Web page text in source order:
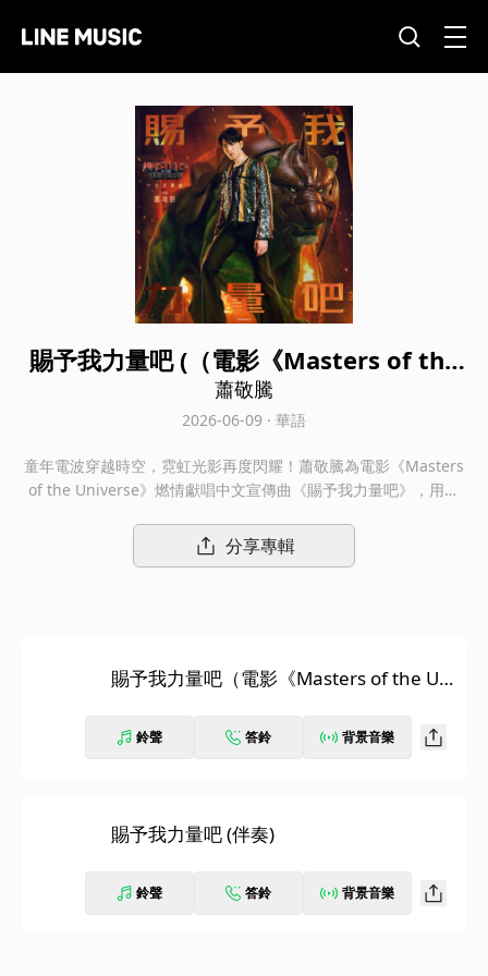
賜予我力量吧 (（電影《Masters of the
Universe》中文宣傳曲）)
蕭敬騰
2026-06-09 · 華語
童年電波穿越時空，霓虹光影再度閃耀！蕭敬騰為電影《Masters
of the Universe》燃情獻唱中文宣傳曲《賜予我力量吧》，用搖
「賜予我力量吧，以戰鬥中結下的吻與疤」，蕭敬騰以極具穿透力
的搖滾嗓音，唱出了希曼這位童年螢幕英雄的力量與信念。他用充
分享專輯
賜予我力量吧（電影《Masters of the Uni
鈴聲 答鈴 背景音樂
賜予我力量吧 (伴奏)
鈴聲 答鈴 背景音樂